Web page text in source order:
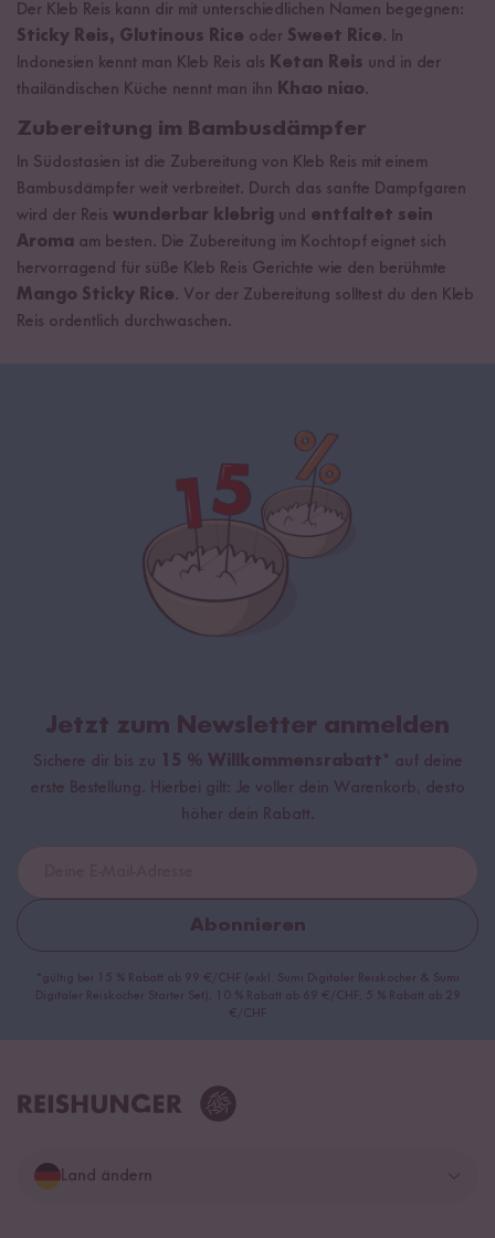
Der Kleb Reis kann dir mit unterschiedlichen Namen begegnen:
Sticky Reis, Glutinous Rice oder Sweet Rice. In
Indonesien kennt man Kleb Reis als Ketan Reis und in der
thailändischen Küche nennt man ihn Khao niao.
Zubereitung im Bambusdämpfer
In Südostasien ist die Zubereitung von Kleb Reis mit einem
Bambusdämpfer weit verbreitet. Durch das sanfte Dampfgaren
wird der Reis wunderbar klebrig und entfaltet sein
Aroma am besten. Die Zubereitung im Kochtopf eignet sich
hervorragend für süße Kleb Reis Gerichte wie den berühmte
Mango Sticky Rice. Vor der Zubereitung solltest du den Kleb
Reis ordentlich durchwaschen.
Jetzt zum Newsletter anmelden
Sichere dir bis zu 15 % Willkommensrabatt* auf deine
erste Bestellung. Hierbei gilt: Je voller dein Warenkorb, desto
höher dein Rabatt.
Abonnieren
*gültig bei 15 % Rabatt ab 99 €/CHF (exkl. Sumi Digitaler Reiskocher & Sumi
Digitaler Reiskocher Starter Set), 10 % Rabatt ab 69 €/CHF, 5 % Rabatt ab 29
€/CHF
Land ändern